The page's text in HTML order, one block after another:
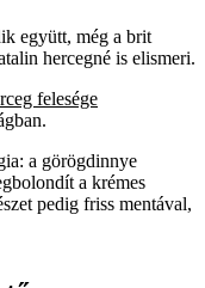
együtt, még a brit
hercegné is elismeri.
felesége
a görögdinnye
a krémes
pedig friss mentával,